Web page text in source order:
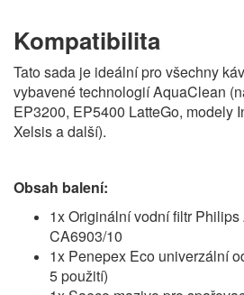
Kompatibilita
Tato sada je ideální pro všechny
vybavené technologií AquaClean
EP3200, EP5400 LatteGo, modely
Xelsis a další).
Obsah balení:
1x Originální vodní filtr
CA6903/10
1x Penepex Eco univerzální
5 použití)